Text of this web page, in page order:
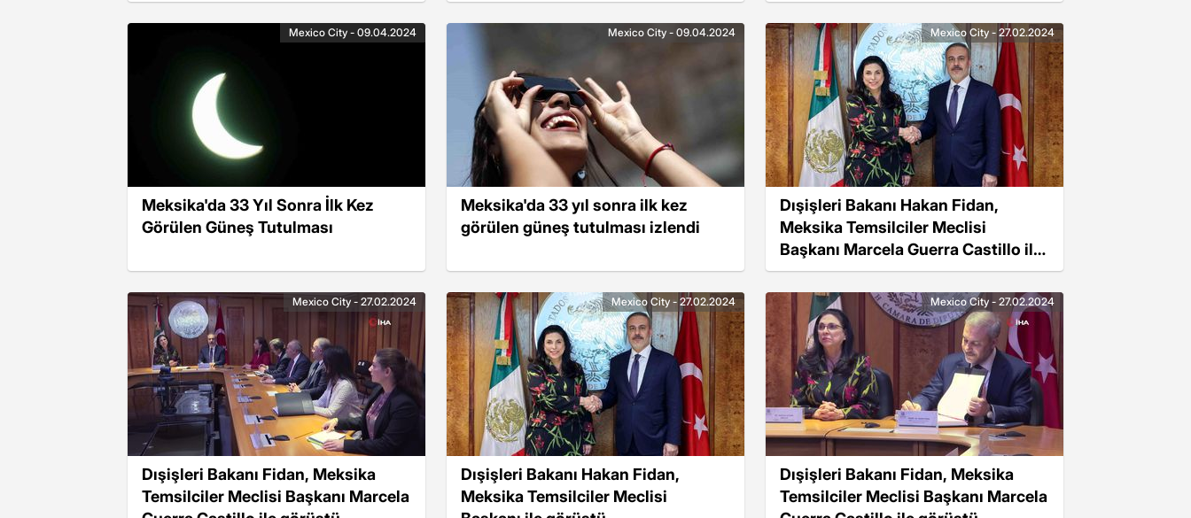
Meksika'da 33 Yıl Sonra İlk Kez
Görülen Güneş Tutulması
Mexico City - 09.04.2024
Meksika'da 33 yıl sonra ilk kez
görülen güneş tutulması izlendi
Mexico City - 09.04.2024
Dışişleri Bakanı Hakan Fidan,
Meksika Temsilciler Meclisi
Başkanı Marcela Guerra Castillo ile
görüştü
Mexico City - 27.02.2024
Dışişleri Bakanı Fidan, Meksika
Temsilciler Meclisi Başkanı Marcela
Mexico City - 27.02.2024
Dışişleri Bakanı Hakan Fidan,
Meksika Temsilciler Meclisi
Mexico City - 27.02.2024
Dışişleri Bakanı Fidan, Meksika
Temsilciler Meclisi Başkanı Marcela
Mexico City - 27.02.2024